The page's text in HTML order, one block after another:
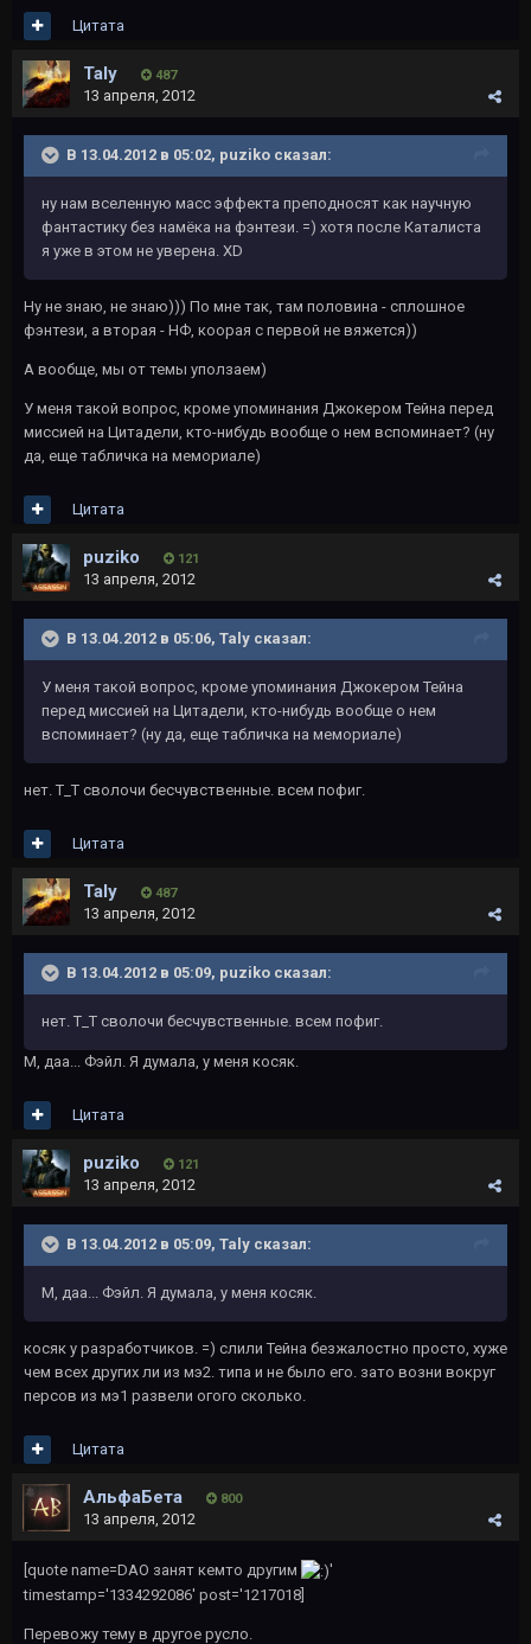
Цитата
Taly 487
13 апреля, 2012
В 13.04.2012 в 05:02, puziko сказал:
ну нам вселенную масс эффекта преподносят как научную
фантастику без намёка на фэнтези. =) хотя после Каталиста
я уже в этом не уверена. XD
Ну не знаю, не знаю))) По мне так, там половина - сплошное
фэнтези, а вторая - НФ, коорая с первой не вяжется))
А вообще, мы от темы уползаем)
У меня такой вопрос, кроме упоминания Джокером Тейна перед
миссией на Цитадели, кто-нибудь вообще о нем вспоминает? (ну
да, еще табличка на мемориале)
Цитата
puziko 121
13 апреля, 2012
В 13.04.2012 в 05:06, Taly сказал:
У меня такой вопрос, кроме упоминания Джокером Тейна
перед миссией на Цитадели, кто-нибудь вообще о нем
вспоминает? (ну да, еще табличка на мемориале)
нет. Т_Т сволочи бесчувственные. всем пофиг.
Цитата
Taly 487
13 апреля, 2012
В 13.04.2012 в 05:09, puziko сказал:
нет. Т_Т сволочи бесчувственные. всем пофиг.
М, даа... Фэйл. Я думала, у меня косяк.
Цитата
puziko 121
13 апреля, 2012
В 13.04.2012 в 05:09, Taly сказал:
М, даа... Фэйл. Я думала, у меня косяк.
косяк у разработчиков. =) слили Тейна безжалостно просто, хуже
чем всех других ли из мэ2. типа и не было его. зато возни вокруг
персов из мэ1 развели огого сколько.
Цитата
АльфаБета 800
13 апреля, 2012
[quote name=DAO занят кемто другим
'
timestamp='1334292086' post='1217018]
Перевожу тему в другое русло.